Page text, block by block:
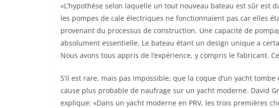
«L’hypothèse selon laquelle un tout nouveau bateau est sûr est
les pompes de cale électriques ne fonctionnaient pas car elles
provenant du processus de construction. Une capacité de
absolument essentielle. Le bateau étant un design unique a
Nous avons tous appris de l’expérience, y compris le fabricant.
S’il est rare, mais pas impossible, que la coque d’un yacht
cause plus probable de naufrage sur un yacht moderne. David
explique: «Dans un yacht moderne en PRV, les trois premières